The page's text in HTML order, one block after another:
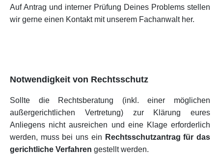
Auf Antrag und interner Prüfung Deines Problems stellen
wir gerne einen Kontakt mit unserem Fachanwalt her.
Notwendigkeit von Rechtsschutz
Sollte die Rechtsberatung (inkl. einer möglichen
außergerichtlichen Vertretung) zur Klärung eures
Anliegens nicht ausreichen und eine Klage erforderlich
werden, muss bei uns ein Rechtsschutzantrag für das
gerichtliche Verfahren gestellt werden.